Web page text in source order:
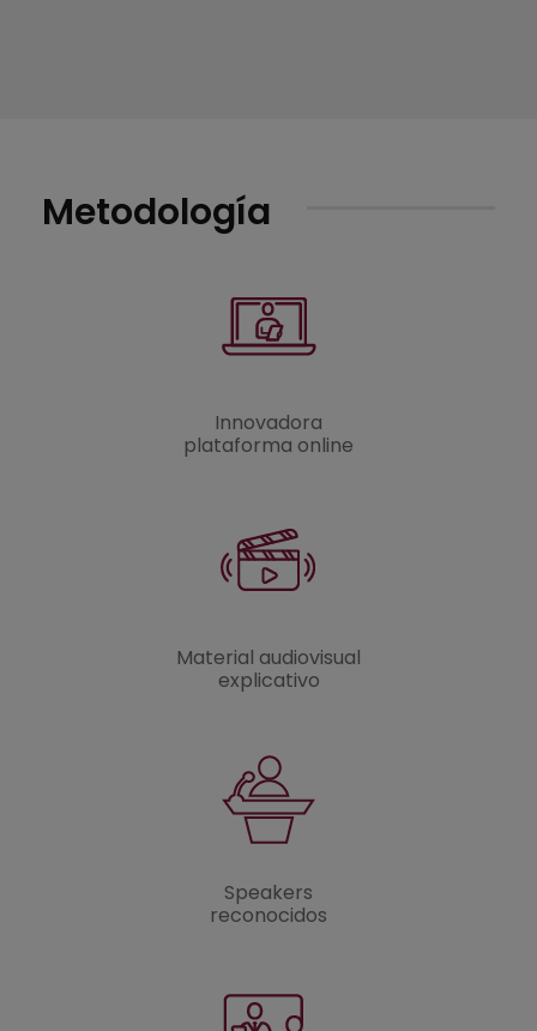
Metodología
Innovadora
plataforma online
Material audiovisual
explicativo
Speakers
reconocidos